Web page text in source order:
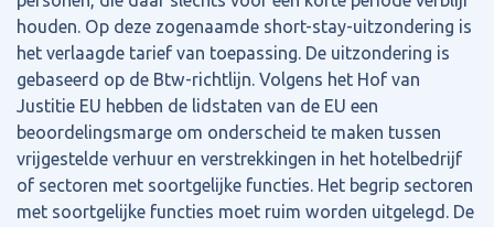
houden. Op deze zogenaamde short-stay-uitzondering is
het verlaagde tarief van toepassing. De uitzondering is
gebaseerd op de Btw-richtlijn. Volgens het Hof van
Justitie EU hebben de lidstaten van de EU een
beoordelingsmarge om onderscheid te maken tussen
vrijgestelde verhuur en verstrekkingen in het hotelbedrijf
of sectoren met soortgelijke functies. Het begrip sectoren
met soortgelijke functies moet ruim worden uitgelegd. De